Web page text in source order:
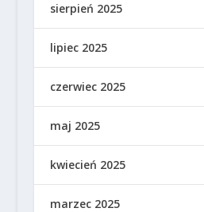
sierpień 2025
lipiec 2025
czerwiec 2025
maj 2025
kwiecień 2025
marzec 2025